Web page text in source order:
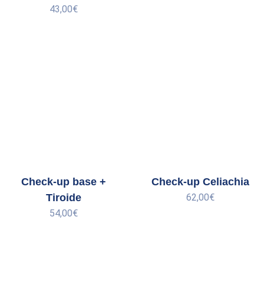
43,00€
Check-up base +
Tiroide
54,00€
Check-up Celiachia
62,00€